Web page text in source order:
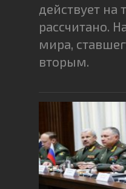
действует на
рассчитано.
мира,
вторым.